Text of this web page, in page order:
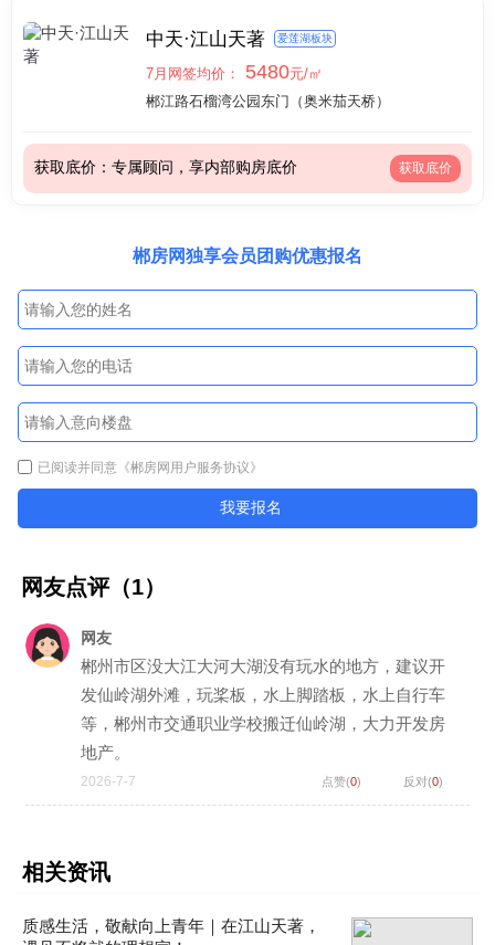
中天·江山天著 爱莲湖板块
7月网签均价： 5480元/㎡
郴江路石榴湾公园东门（奥米茄天桥）
获取底价：专属顾问，享内部购房底价 获取底价
郴房网独享会员团购优惠报名
已阅读并同意 《郴房网用户服务协议》
我要报名
网友点评（1）
网友
郴州市区没大江大河大湖没有玩水的地方，建议开
发仙岭湖外滩，玩桨板，水上脚踏板，水上自行车
等，郴州市交通职业学校搬迁仙岭湖，大力开发房
地产。
2026-7-7 点赞(0) 反对(0)
相关资讯
质感生活，敬献向上青年｜在江山天著，